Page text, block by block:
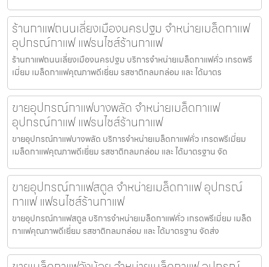
ร้านกาแฟถนนเลี่ยงเมืองนครปฐม จำหน่ายเมล็ดกาแฟ
อุปกรณ์กาแฟ แฟรนไชส์ร้านกาแฟ
ร้านกาแฟถนนเลี่ยงเมืองนครปฐม บริการจำหน่ายเมล็ดกาแฟคั่ว เกรดพรี
เมี่ยม เมล็ดกาแฟคุณภาพดีเยี่ยม รสชาติกลมกล่อม และ ได้มาตร
ขายอุปกรณ์กาแฟบางพลัด จำหน่ายเมล็ดกาแฟ
อุปกรณ์กาแฟ แฟรนไชส์ร้านกาแฟ
ขายอุปกรณ์กาแฟบางพลัด บริการจำหน่ายเมล็ดกาแฟคั่ว เกรดพรีเมี่ยม
เมล็ดกาแฟคุณภาพดีเยี่ยม รสชาติกลมกล่อม และ ได้มาตรฐาน จัด
ขายอุปกรณ์กาแฟสตูล จำหน่ายเมล็ดกาแฟ อุปกรณ์
กาแฟ แฟรนไชส์ร้านกาแฟ
ขายอุปกรณ์กาแฟสตูล บริการจำหน่ายเมล็ดกาแฟคั่ว เกรดพรีเมี่ยม เมล็ด
กาแฟคุณภาพดีเยี่ยม รสชาติกลมกล่อม และ ได้มาตรฐาน จัดส่ง